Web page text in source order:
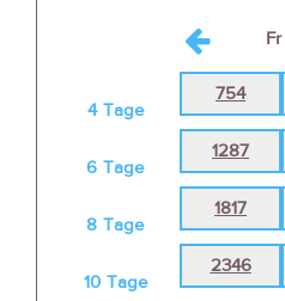
Fr
4 Tage
754
6 Tage
1287
8 Tage
1817
10 Tage
2346